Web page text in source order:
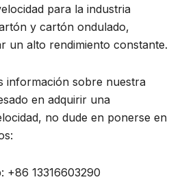
para la industria
y cartón ondulado,
un alto rendimiento constante.
información sobre nuestra
en adquirir una
no dude en ponerse en
+86 13316603290